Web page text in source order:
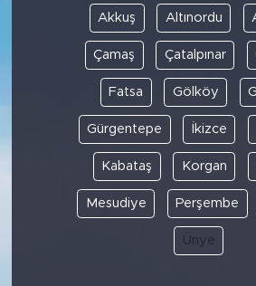
Akkuş Altınordu
Çamaş Çatalpınar
Fatsa Gölköy
Gürgentepe İkizce
Kabataş Korgan
Mesudiye Perşembe
Ünye